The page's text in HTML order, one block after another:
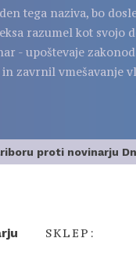
tega naziva, bo
razumel kot svojo
- upoštevaje
zavrnil vmešavanje
proti novinarju
SKLEP: